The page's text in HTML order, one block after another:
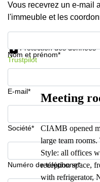
Vous recevrez un e-mail
l'immeuble et les
Nom et prénom*
E-mail*
Société*
Numéro de téléphone*
Protection des données
Trustpilot
Meeting
CIAMB opened
large team
Style: all offices
reception space,
with refrigerator,